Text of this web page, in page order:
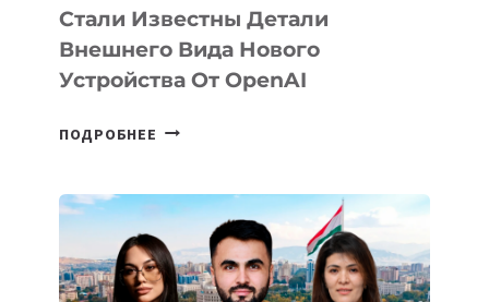
Стали Известны Детали
Внешнего Вида Нового
Устройства От OpenAI
ПОДРОБНЕЕ СТАЛИ
ВНЕШНЕГО
ВИДА
НОВОГО
УСТРОЙСТВА